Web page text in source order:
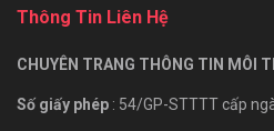
Thông Tin Liên Hệ
CHUYÊN TRANG THÔNG TIN MÔI
Số giấy phép : 54/GP-STTTT cấp